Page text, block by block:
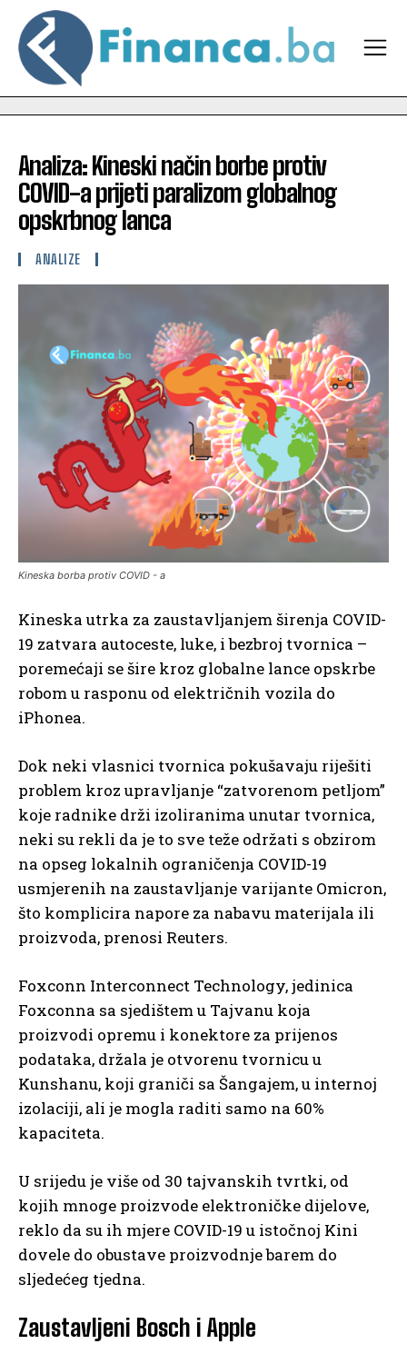
Analiza: Kineski način borbe protiv
COVID-a prijeti paralizom globalnog
opskrbnog lanca
ANALIZE
Kineska borba protiv COVID - a
Kineska utrka za zaustavljanjem širenja COVID-
19 zatvara autoceste, luke, i bezbroj tvornica –
poremećaji se šire kroz globalne lance opskrbe
robom u rasponu od električnih vozila do
iPhonea.
Dok neki vlasnici tvornica pokušavaju riješiti
problem kroz upravljanje “zatvorenom petljom”
koje radnike drži izoliranima unutar tvornica,
neki su rekli da je to sve teže održati s obzirom
na opseg lokalnih ograničenja COVID-19
usmjerenih na zaustavljanje varijante Omicron,
što komplicira napore za nabavu materijala ili
proizvoda, prenosi Reuters.
Foxconn Interconnect Technology, jedinica
Foxconna sa sjedištem u Tajvanu koja
proizvodi opremu i konektore za prijenos
podataka, držala je otvorenu tvornicu u
Kunshanu, koji graniči sa Šangajem, u internoj
izolaciji, ali je mogla raditi samo na 60%
kapaciteta.
U srijedu je više od 30 tajvanskih tvrtki, od
kojih mnoge proizvode elektroničke dijelove,
reklo da su ih mjere COVID-19 u istočnoj Kini
dovele do obustave proizvodnje barem do
sljedećeg tjedna.
Zaustavljeni Bosch i Apple